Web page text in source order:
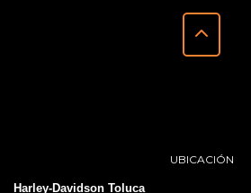
UBICACIÓN
Harley-Davidson Toluca